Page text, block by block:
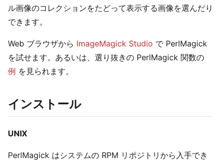
ル画像のコレクションをたどって表示する画像を選んだり
できます。
Web ブラウザから ImageMagick Studio で PerlMagick
を試せます。あるいは、選り抜きの PerlMagick 関数の
例 を見られます。
インストール
UNIX
PerlMagick はシステムの RPM リポジトリから入手でき